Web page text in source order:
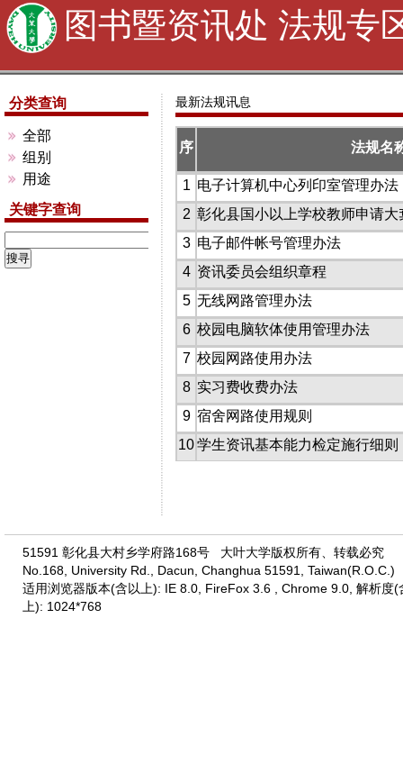
图书暨资讯处 法规专
分类查询
全部
组别
用途
关键字查询
最新法规讯息
序 法规名
1 电子计算机中心列印室管理办法
2 彰化县国小以上学校教师申请
3 电子邮件帐号管理办法
4 资讯委员会组织章程
5 无线网路管理办法
6 校园电脑软体使用管理办法
7 校园网路使用办法
8 实习费收费办法
9 宿舍网路使用规则
10学生资讯基本能力检定施行细则
51591 彰化县大村乡学府路168号 大叶大学版权所有、转载必究
No.168, University Rd., Dacun, Changhua 51591, Taiwan(R.O.C.)
适用浏览器版本(含以上): IE 8.0, FireFox 3.6 , Chrome 9.0, 解析度(
上): 1024*768